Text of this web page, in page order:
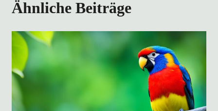
Ähnliche Beiträge